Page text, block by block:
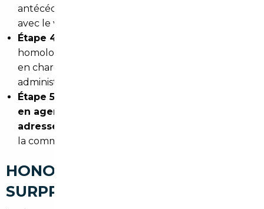
antécédents), et le prix est négocié directement
avec le vendeur ou le partenaire réseau.
Étape 4 — Formalités d'import :
homologation, carte grise française — tout est pris
en charge. Vous n'avez aucune démarche
administrative à effectuer vous-même.
Étape 5 — Livraison :
en agence à Mulhouse ou directement à votre
adresse à Blotzheim
la commande.
HONORAIRES CLAIRS, SANS
SURPRISE